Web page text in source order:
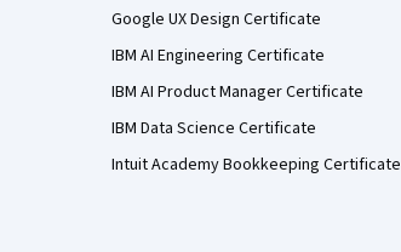
Google UX Design Certificate
IBM AI Engineering Certificate
IBM AI Product Manager Certificate
IBM Data Science Certificate
Intuit Academy Bookkeeping Certificate